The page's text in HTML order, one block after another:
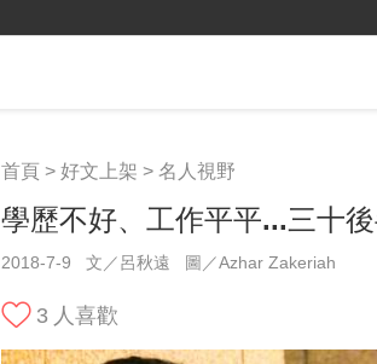
首頁 > 好文上架 > 名人視野
學歷不好、工作平平...三十
2018-7-9 文／呂秋遠 圖／Azhar Zakeriah
3 人喜歡